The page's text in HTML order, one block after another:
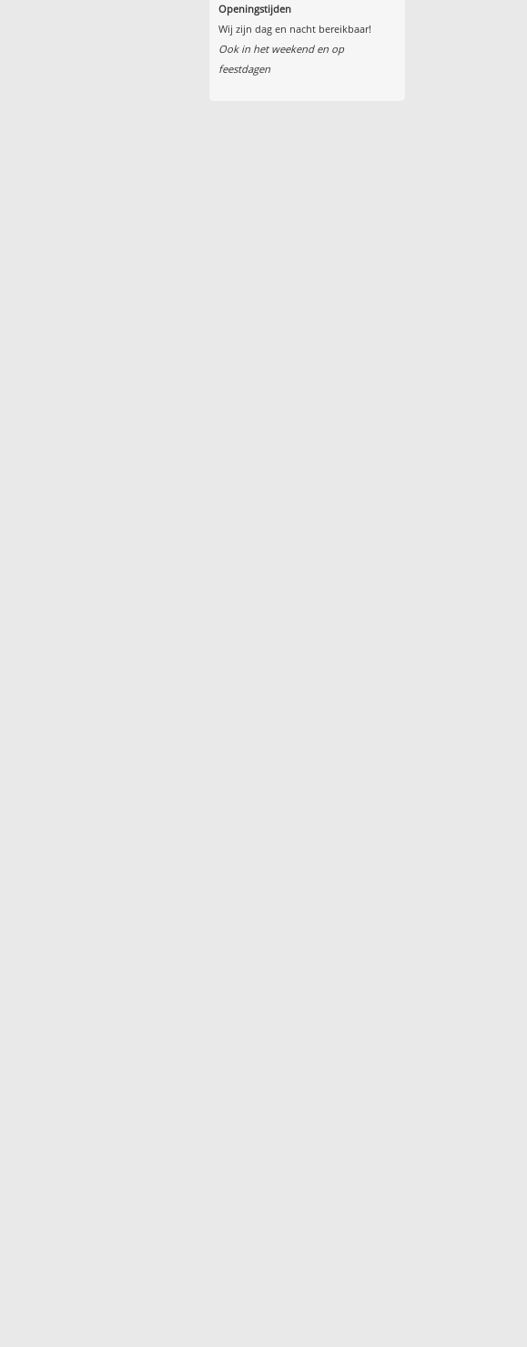
Openingstijden
Wij zijn dag en nacht bereikbaar!
Ook in het weekend en op
feestdagen